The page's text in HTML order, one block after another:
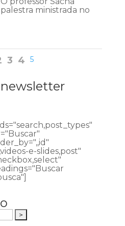
ministrada no
3 4 5
e-slides,post"